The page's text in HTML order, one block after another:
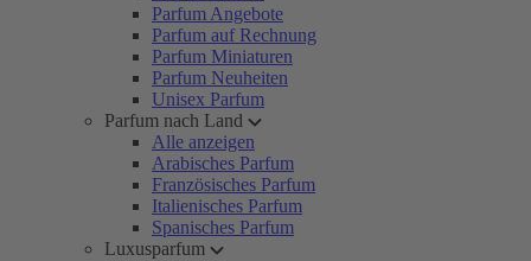
Parfum Angebote
Parfum auf Rechnung
Parfum Miniaturen
Parfum Neuheiten
Unisex Parfum
Parfum nach Land
Alle anzeigen
Arabisches Parfum
Französisches Parfum
Italienisches Parfum
Spanisches Parfum
Luxusparfum